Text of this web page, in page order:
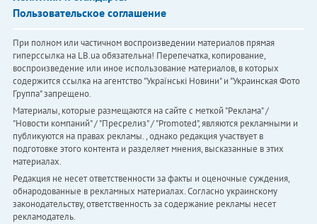
Пользовательское соглашение
При полном или частичном воспроизведении материалов прямая
гиперссылка на LB.ua обязательна! Перепечатка, копирование,
воспроизведение или иное использование материалов, в которых
содержится ссылка на агентство "Українськi Новини" и "Украинская Фото
Группа" запрещено.
Материалы, которые размещаются на сайте с меткой "Реклама" /
"Новости компаний" / "Пресрелиз" / "Promoted", являются рекламными и
публикуются на правах рекламы. , однако редакция участвует в
подготовке этого контента и разделяет мнения, высказанные в этих
материалах.
Редакция не несет ответственности за факты и оценочные суждения,
обнародованные в рекламных материалах. Согласно украинскому
законодательству, ответственность за содержание рекламы несет
рекламодатель.